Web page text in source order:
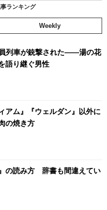
ランキング
Weekly
列車が銃撃された――湯の花
語り継ぐ男性
アム』『ウェルダン』以外に
の焼き方
』の読み方 辞書も間違えてい